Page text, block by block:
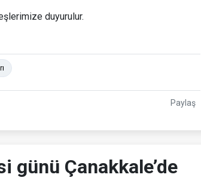
duyurulur.
Paylaş
günü Çanakkale’de